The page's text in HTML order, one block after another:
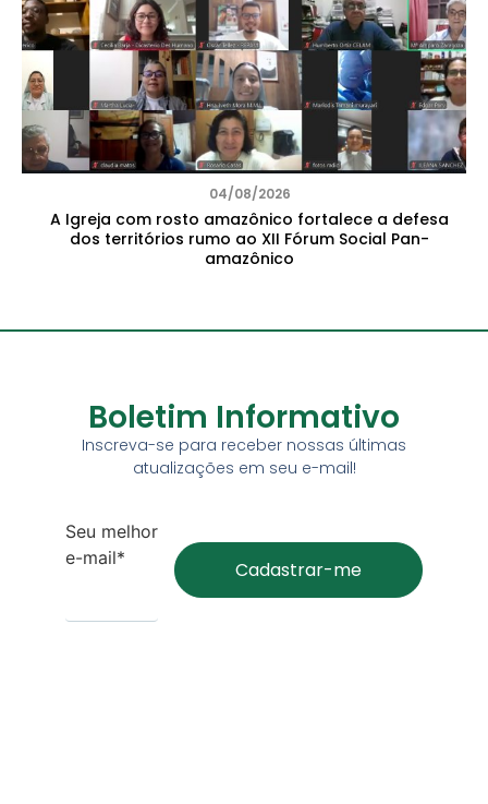
04/08/2026
A Igreja com rosto amazônico fortalece a defesa
dos territórios rumo ao XII Fórum Social Pan-
amazônico
Boletim Informativo
Inscreva-se para receber nossas últimas
atualizações em seu e-mail!
Seu melhor
e-mail*